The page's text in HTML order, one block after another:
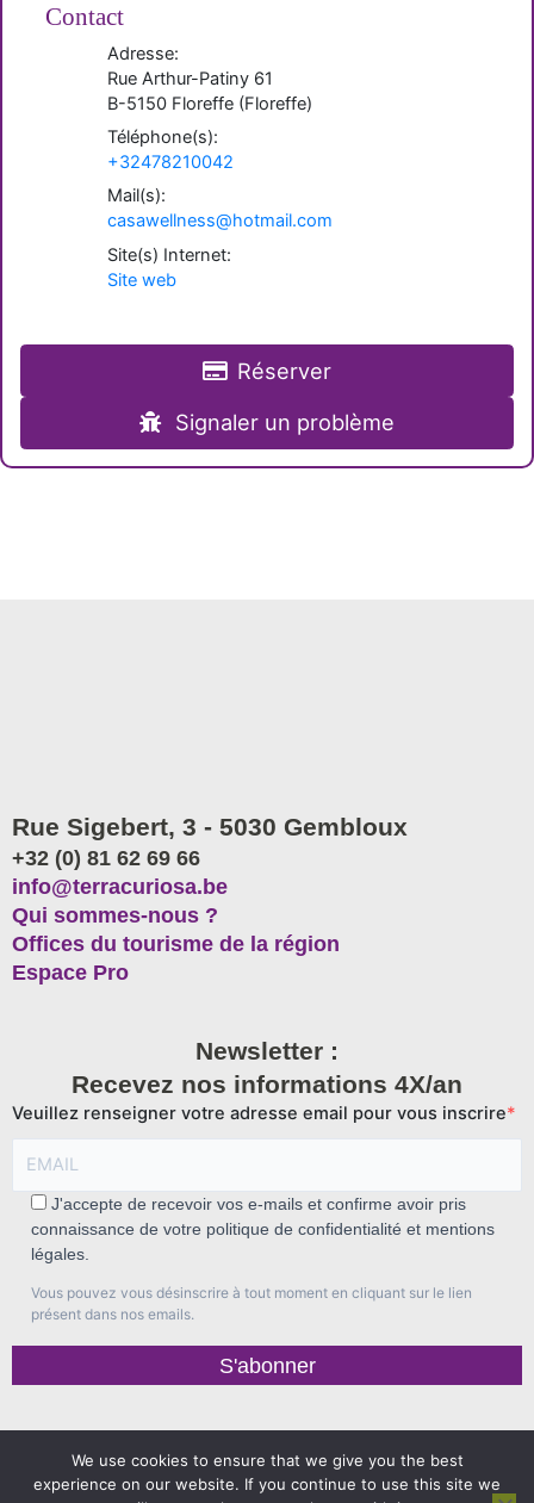
Contact
Adresse:
Rue Arthur-Patiny 61
B-5150 Floreffe (Floreffe)
Téléphone(s):
+32478210042
Mail(s):
casawellness@hotmail.com
Site(s) Internet:
Site web
Réserver
Signaler un problème
Rue Sigebert, 3 - 5030 Gembloux
+32 (0) 81 62 69 66
info@terracuriosa.be
Qui sommes-nous ?
Offices du tourisme de la région
Espace Pro
Newsletter :
Recevez nos informations 4X/an
Veuillez renseigner votre adresse email pour vous inscrire
J'accepte de recevoir vos e-mails et confirme avoir pris
connaissance de votre politique de confidentialité et mentions
légales.
Vous pouvez vous désinscrire à tout moment en cliquant sur le lien
présent dans nos emails.
S'abonner
We use cookies to ensure that we give you the best
experience on our website. If you continue to use this site we